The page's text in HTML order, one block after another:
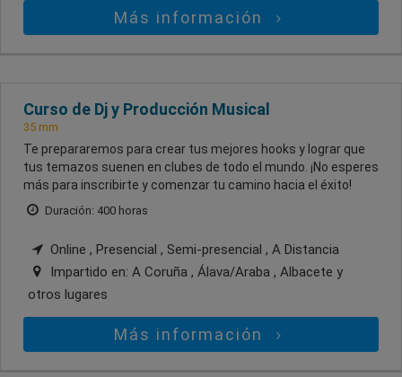
Más información
Curso de Dj y Producción Musical
35 mm
Te prepararemos para crear tus mejores hooks y lograr que
tus temazos suenen en clubes de todo el mundo. ¡No esperes
más para inscribirte y comenzar tu camino hacia el éxito!
Duración: 400 horas
Online , Presencial , Semi-presencial , A Distancia
Impartido en: A Coruña , Álava/Araba , Albacete y
otros lugares
Más información